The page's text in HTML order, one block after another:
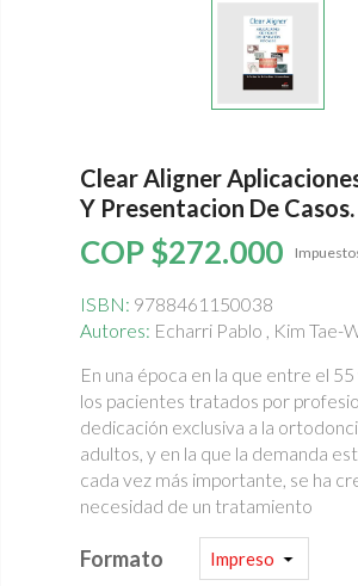
Clear Aligner
Y Presentacion De Casos.
COP $272.000
ISBN: 9788461150038
Autores: Echarri Pablo , Kim Tae-
En una época en la que entre el
los pacientes tratados por
dedicación exclusiva a la
adultos, y en la que la demanda
cada vez más importante, se ha
necesidad de un tratamiento
Formato